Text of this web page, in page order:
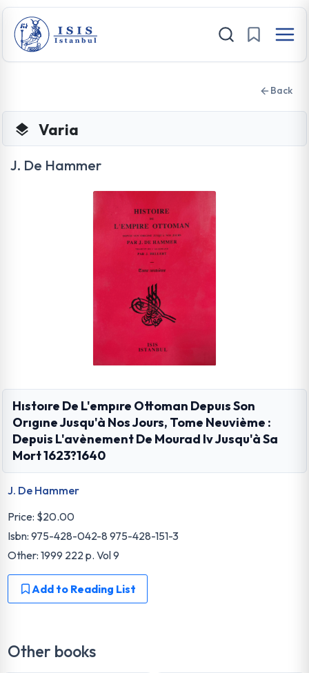
Back
Varia
J. De Hammer
Hıstoıre De L'empıre Ottoman Depuıs Son
Orıgıne Jusqu'à Nos Jours, Tome Neuvième :
Depuis L'avènement De Mourad Iv Jusqu'à Sa
Mort 1623?1640
J. De Hammer
Price: $20.00
Isbn: 975-428-042-8 975-428-151-3
Other: 1999 222 p. Vol 9
Add to Reading List
Other books